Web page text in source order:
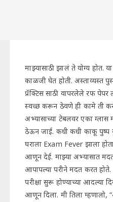
माझ्यासाठी झालं ते योग्य होत.
काळजी घेत होती. अस्ताव्यस्त
प्रॅक्टिस साठी वापरलेले रफ
स्वच्छ करून ठेवणे ही कामे ती
अभ्यासाच्या टेबलवर एका
ठेऊन जाई. कधी कधी काकू
घराला Exam Fever झाला
आणून देई. माझ्या अभ्यासात
आपापल्या परीने मदत करत
परीक्षा सुरू होण्याच्या आदल्या
आणून दिला. मी तिला म्हणालो,